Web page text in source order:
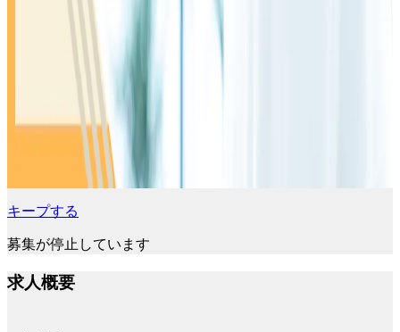
キープする
募集が停止しています
求人概要